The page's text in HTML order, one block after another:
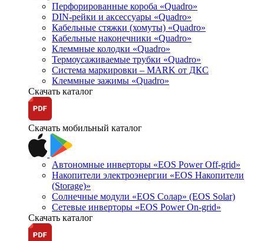
Перфорированные короба «Quadro»
DIN-рейки и аксессуары «Quadro»
Кабельные стяжки (хомуты) «Quadro»
Кабельные наконечники «Quadro»
Клеммные колодки «Quadro»
Термоусаживаемые трубки «Quadro»
Система маркировки – MARK от ДКС
Клеммные зажимы «Quadro»
Скачать каталог
Скачать мобильный каталог
Автономные инверторы «EOS Power Off-grid»
Накопители электроэнергии «EOS Накопители
(Storage)»
Солнечные модули «EOS Солар» (EOS Solar)
Сетевые инверторы «EOS Power On-grid»
Скачать каталог